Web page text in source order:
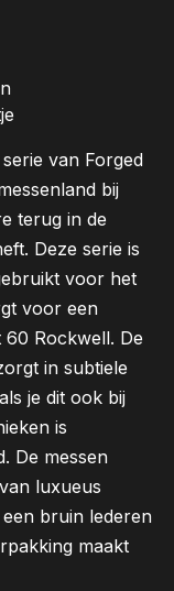
van Forged
bij
terug in de
Deze serie is
voor het
voor een
Rockwell. De
in subtiele
je dit ook bij
is
De messen
luxueus
bruin lederen
maakt